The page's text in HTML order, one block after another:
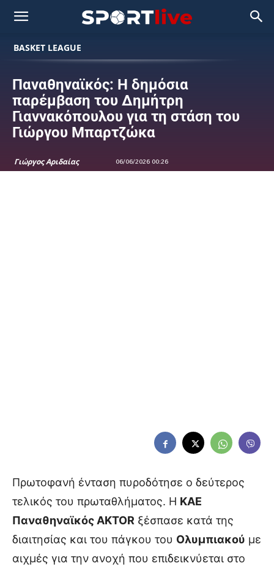
BASKET LEAGUE
Παναθηναϊκός: Η δημόσια
παρέμβαση του Δημήτρη
Γιαννακόπουλου για τη στάση του
Γιώργου Μπαρτζώκα
Γιώργος Αριδαίας 06/06/2026 00:26
Πρωτοφανή ένταση πυροδότησε ο δεύτερος
τελικός του πρωταθλήματος. Η ΚΑΕ
Παναθηναϊκός AKTOR ξέσπασε κατά της
διαιτησίας και του πάγκου του Ολυμπιακού με
αιχμές για την ανοχή που επιδεικνύεται στο